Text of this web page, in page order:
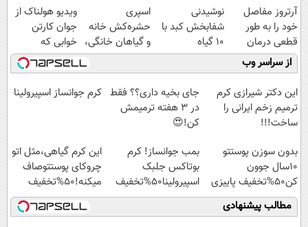
آرتروز مفاصل
خود را به طور
قطعی درمان
کنید!
◗پرسش‌نامه◖
نوشیدنی
شفابخش کبد با
10 گیاه
موثر(تخفیف تا
امشب)
اسپری
حشره‌کش خانه
و گیاهان خانگی،
نابودکننده انواع
حشرات خانگی و
آفات
ویدیو هولناک از
جوان کارتن
خوابی که
میلیاردر شد.
آموزش رایگان
از سراسر وب
این دکتر شیرازی کرم
ترمیم زخم ایرانی را
ساخت!!!
جای بخیه داری؟؟ فقط
در 3 هفته ترمیمش
کن!😍
کرم جوانساز اسپیرولینا
بدون سوزن پوستتو
10سال جوون
کن50%تخفیف پاییزی
بمب جوانساز! کرم
بوتاکس جلبک
اسپیرولینا50%تخفیف
این کرم گیاهی،مثل اتو
چروکای پوستتوصاف
میکنه!50%تخفیف
مطالب پیشنهادی